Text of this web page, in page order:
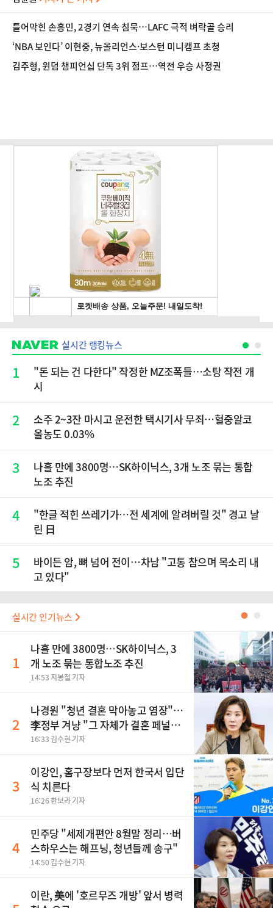
틀어막힌 손흥민, 2경기 연속 침묵…LAFC 극적 벼락골 승리
‘NBA 보인다’ 이현중, 뉴올리언스·보스턴 미니캠프 초청
김주형, 윈덤 챔피언십 단독 3위 점프…역전 우승 사정권
실시간 랭킹뉴스
1
"돈 되는 건 다한다" 작정한 MZ조폭들…소탕 작전 개
시
2
소주 2~3잔 마시고 운전한 택시기사 무죄…혈중알코
올농도 0.03%
3
나흘 만에 3800명…SK하이닉스, 3개 노조 묶는 통합
노조 추진
4
"한글 적힌 쓰레기가…전 세계에 알려버릴 것" 경고 날
린 日
5
바이든 암, 뼈 넘어 전이…차남 "고통 참으며 목소리 내
고 있다"
실시간 인기뉴스 ●
1
나흘 만에 3800명…SK하이닉스, 3
개 노조 묶는 통합노조 추진
14:53 지봉철 기자
2
나경원 "청년 결혼 막아놓고 염장"…
李정부 겨냥 "그 자체가 결혼 페널
티"
16:33 김수현 기자
3
이강인, 홈구장보다 먼저 한국서 입단
식 치른다
16:26 한보라 기자
4
민주당 "세제개편안 8월말 정리…버
스하우스는 해프닝, 청년들께 송구"
14:50 김수현 기자
이란, 美에 '호르무즈 개방' 앞서 병력